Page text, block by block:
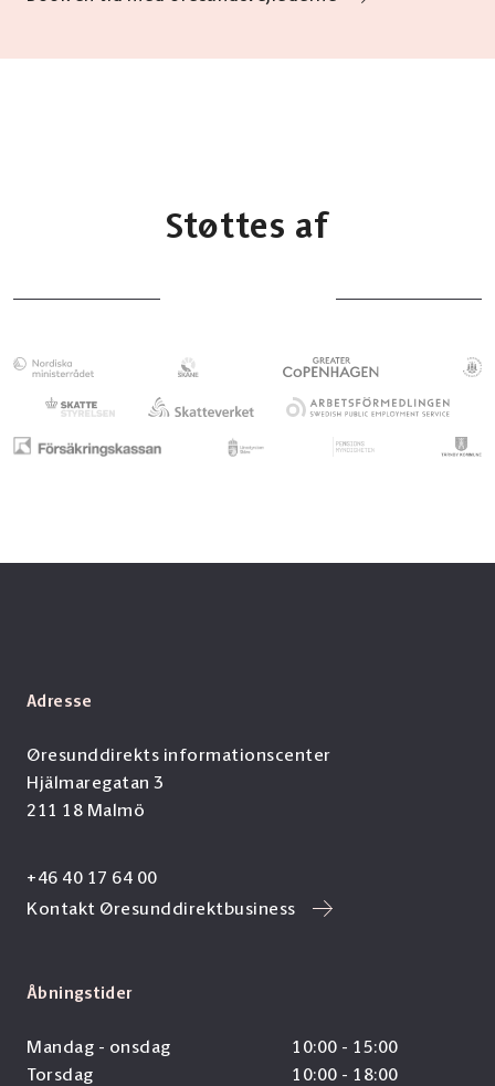
Støttes af
Adresse
Øresunddirekts informationscenter
Hjälmaregatan 3
211 18 Malmö
+46 40 17 64 00
Kontakt Øresunddirektbusiness
Åbningstider
Mandag - onsdag
10:00 - 15:00
Torsdag
10:00 - 18:00